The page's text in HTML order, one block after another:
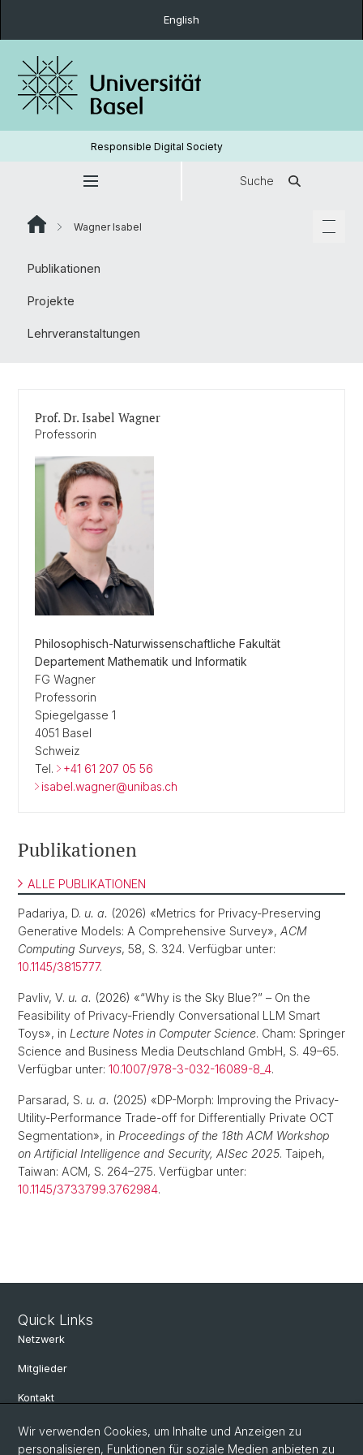
English
Responsible Digital Society
Suche
Wagner Isabel
Publikationen
Projekte
Lehrveranstaltungen
Prof. Dr. Isabel Wagner
Professorin
Philosophisch-Naturwissenschaftliche Fakultät
Departement Mathematik und Informatik
FG Wagner
Professorin
Spiegelgasse 1
4051 Basel
Schweiz
Tel.
+41 61 207 05 56
isabel.wagner@unibas.ch
Publikationen
ALLE PUBLIKATIONEN
Padariya, D. u. a. (2026) «Metrics for Privacy-Preserving
Generative Models: A Comprehensive Survey», ACM
Computing Surveys, 58, S. 324. Verfügbar unter:
10.1145/3815777.
Pavliv, V. u. a. (2026) «“Why is the Sky Blue?” – On the
Feasibility of Privacy-Friendly Conversational LLM Smart
Toys», in Lecture Notes in Computer Science. Cham: Springer
Science and Business Media Deutschland GmbH, S. 49–65.
Verfügbar unter: 10.1007/978-3-032-16089-8_4.
Parsarad, S. u. a. (2025) «DP-Morph: Improving the Privacy-
Utility-Performance Trade-off for Differentially Private OCT
Segmentation», in Proceedings of the 18th ACM Workshop
on Artificial Intelligence and Security, AISec 2025. Taipeh,
Taiwan: ACM, S. 264–275. Verfügbar unter:
10.1145/3733799.3762984.
Quick Links
Netzwerk
Mitglieder
Kontakt
Social Media
Wir verwenden Cookies, um Inhalte und Anzeigen zu
personalisieren, Funktionen für soziale Medien anbieten zu